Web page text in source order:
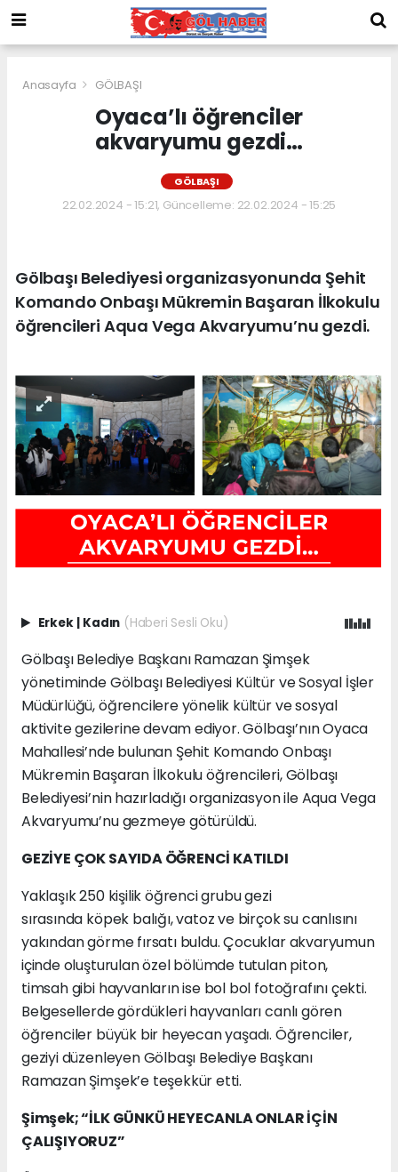
Anasayfa GÖLBAŞI
Oyaca’lı öğrenciler
akvaryumu gezdi…
GÖLBAŞI
22.02.2024 - 15:21, Güncelleme: 22.02.2024 - 15:25
Gölbaşı Belediyesi organizasyonunda Şehit
Komando Onbaşı Mükremin Başaran İlkokulu
öğrencileri Aqua Vega Akvaryumu’nu gezdi.
Erkek | Kadın (Haberi Sesli Oku)
Gölbaşı Belediye Başkanı Ramazan Şimşek
yönetiminde Gölbaşı Belediyesi Kültür ve Sosyal İşler
Müdürlüğü, öğrencilere yönelik kültür ve sosyal
aktivite gezilerine devam ediyor. Gölbaşı’nın Oyaca
Mahallesi’nde bulunan Şehit Komando Onbaşı
Mükremin Başaran İlkokulu öğrencileri, Gölbaşı
Belediyesi’nin hazırladığı organizasyon ile Aqua Vega
Akvaryumu’nu gezmeye götürüldü.
GEZİYE ÇOK SAYIDA ÖĞRENCİ KATILDI
Yaklaşık 250 kişilik öğrenci grubu gezi
sırasında köpek balığı, vatoz ve birçok su canlısını
yakından görme fırsatı buldu. Çocuklar akvaryumun
içinde oluşturulan özel bölümde tutulan piton,
timsah gibi hayvanların ise bol bol fotoğrafını çekti.
Belgesellerde gördükleri hayvanları canlı gören
öğrenciler büyük bir heyecan yaşadı. Öğrenciler,
geziyi düzenleyen Gölbaşı Belediye Başkanı
Ramazan Şimşek’e teşekkür etti.
Şimşek; “İLK GÜNKÜ HEYECANLA ONLAR İÇİN
ÇALIŞIYORUZ”